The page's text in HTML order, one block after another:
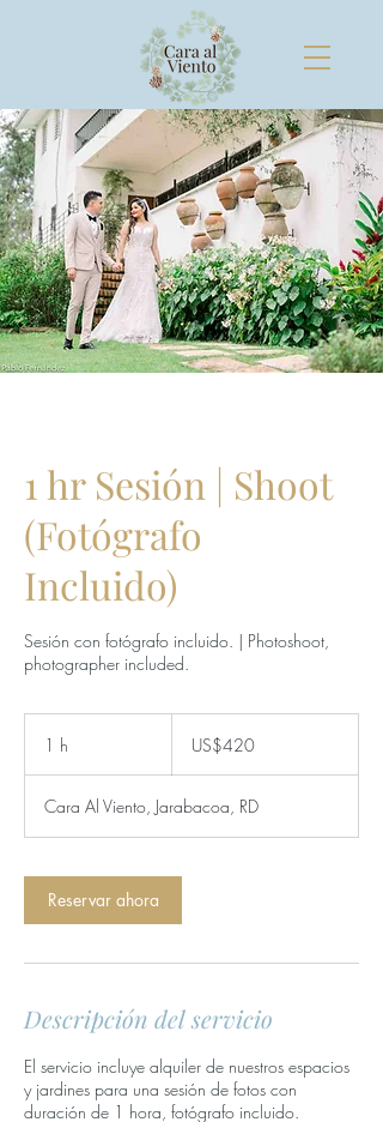
1 hr Sesión | Shoot
(Fotógrafo
Incluido)
Sesión con fotógrafo incluido. | Photoshoot,
photographer included.
1 h
estadounidenses
US$420
Cara Al Viento, Jarabacoa, RD
Reservar ahora
Descripción del servicio
El servicio incluye alquiler de nuestros espacios
y jardines para una sesión de fotos con
duración de 1 hora, fotógrafo incluido.